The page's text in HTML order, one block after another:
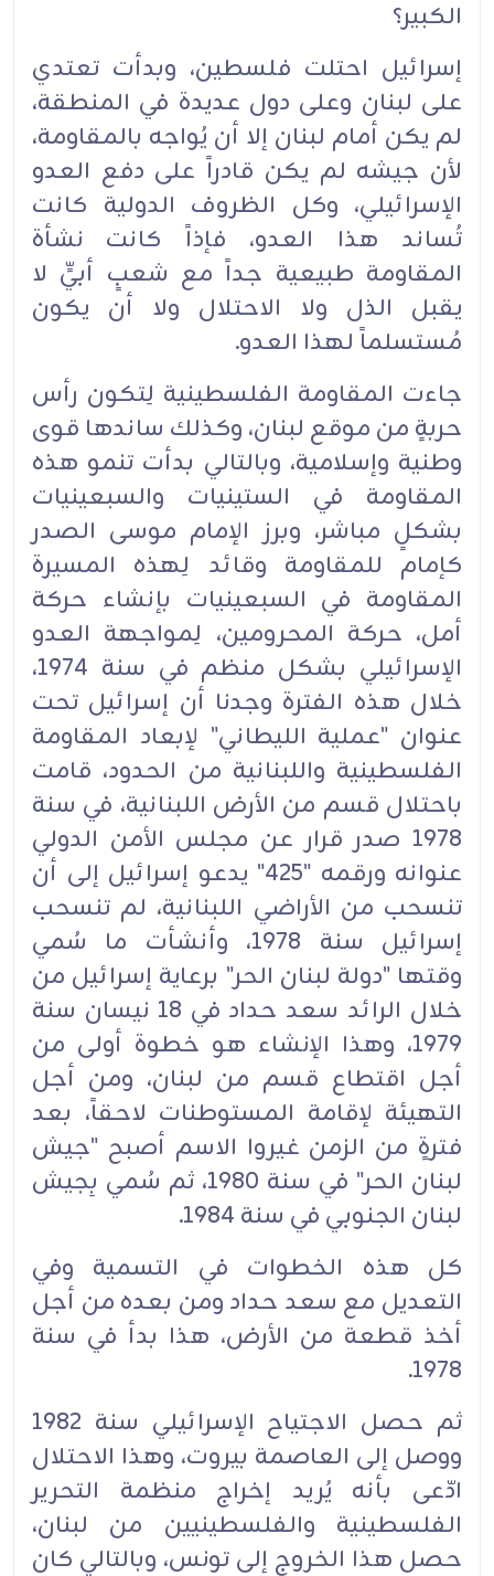
الكبير؟
إسرائيل احتلت فلسطين، وبدأت تعتدي
على لبنان وعلى دول عديدة في المنطقة،
لم يكن أمام لبنان إلا أن ‏‏يُواجه بالمقاومة،
لأن جيشه لم يكن قادراً على دفع العدو
الإسرائيلي، وكل الظروف الدولية كانت
تُساند ‏هذا ‏العدو، فإذاً كانت نشأة
المقاومة طبيعية جداً مع شعبٍ أبيٍّ لا
يقبل الذل ولا الاحتلال ولا أن يكون
‏مُستسلماً ‏لهذا العدو.‏
جاءت المقاومة الفلسطينية لِتكون رأس
حربةٍ من موقع لبنان، وكذلك ساندها قوى
وطنية وإسلامية، ‏وبالتالي ‏بدأت تنمو هذه
المقاومة في الستينيات والسبعينيات
بشكلٍ مباشر، وبرز الإمام موسى الصدر
كإمام ‏للمقاومة ‏وقائد لِهذه المسيرة
المقاومة في السبعينيات بإنشاء حركة
أمل، حركة المحرومين، لِمواجهة ‏العدو
الإسرائيلي ‏بشكل منظم في سنة 1974،
خلال هذه الفترة وجدنا أن إسرائيل تحت
عنوان "عملية ‏الليطاني" لإبعاد ‏المقاومة
الفلسطينية واللبنانية من الحدود، قامت
باحتلال قسم من الأرض اللبنانية، في ‏سنة
1978 صدر ‏قرار عن مجلس الأمن الدولي
عنوانه ورقمه "425" يدعو إسرائيل إلى أن
تنسحب من ‏الأراضي اللبنانية، ‏لم تنسحب
إسرائيل سنة 1978، وأنشأت ما سُمي
وقتها "دولة لبنان الحر" برعاية ‏إسرائيل من
خلال الرائد ‏سعد حداد في 18 نيسان سنة
1979، وهذا الإنشاء هو خطوة أولى من
أجل ‏اقتطاع قسم من لبنان، ومن أجل
‏التهيئة لإقامة المستوطنات لاحقاً، بعد
فترةٍ من الزمن غيروا الاسم أصبح ‏‏"جيش
لبنان الحر" في سنة ‏‏1980، ثم سُمي بِجيش
لبنان الجنوبي في سنة 1984.‏
كل هذه الخطوات في التسمية وفي
التعديل مع سعد حداد ومن بعده من أجل
أخذ قطعة من الأرض، هذا بدأ ‏‏في سنة
1978.‏
ثم حصل الاجتياح الإسرائيلي سنة 1982
ووصل إلى العاصمة بيروت، وهذا الاحتلال
ادّعى بأنه يُريد ‏‏إخراج منظمة التحرير
الفلسطينية والفلسطينيين من لبنان،
حصل هذا الخروج إلى تونس، وبالتالي كان